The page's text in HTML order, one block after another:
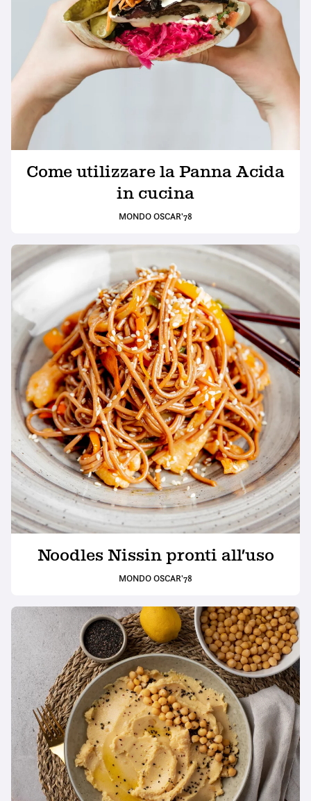
Come utilizzare la Panna Acida
in cucina
MONDO OSCAR'78
Noodles Nissin pronti all’uso
MONDO OSCAR'78